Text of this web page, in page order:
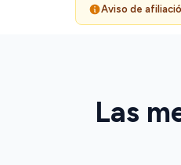
Aviso de
Las